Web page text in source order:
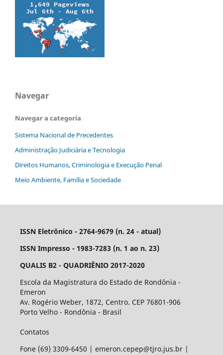
Navegar
Navegar a categoria
Sistema Nacional de Precedentes
Administração Judiciária e Tecnologia
Direitos Humanos, Criminologia e Execução Penal
Meio Ambiente, Família e Sociedade
ISSN Eletrônico - 2764-9679 (n. 24 - atual)
ISSN Impresso - 1983-7283 (n. 1 ao n. 23)
QUALIS B2 - QUADRIÊNIO 2017-2020
Escola da Magistratura do Estado de Rondônia -
Emeron
Av. Rogério Weber, 1872, Centro. CEP 76801-906
Porto Velho - Rondônia - Brasil
Contatos
Fone (69) 3309-6450 | emeron.cepep@tjro.jus.br |